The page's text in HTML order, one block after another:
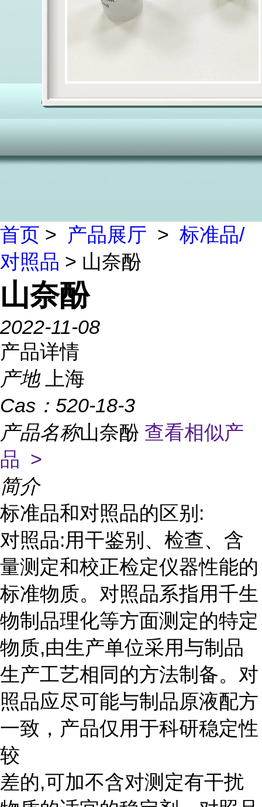
首页 > 产品展厅 > 标准品/
对照品 > 山奈酚
山奈酚
2022-11-08
产品详情
产地
上海
Cas： 520-18-3
产品名称山奈酚 查看相似产
品 >
简介
标准品和对照品的区别:
对照品:用干鉴别、检查、含
量测定和校正检定仪器性能的
标准物质。对照品系指用千生
物制品理化等方面测定的特定
物质,由生产单位采用与制品
生产工艺相同的方法制备。对
照品应尽可能与制品原液配方
一致，产品仅用于科研稳定性
较
差的,可加不含对测定有干扰